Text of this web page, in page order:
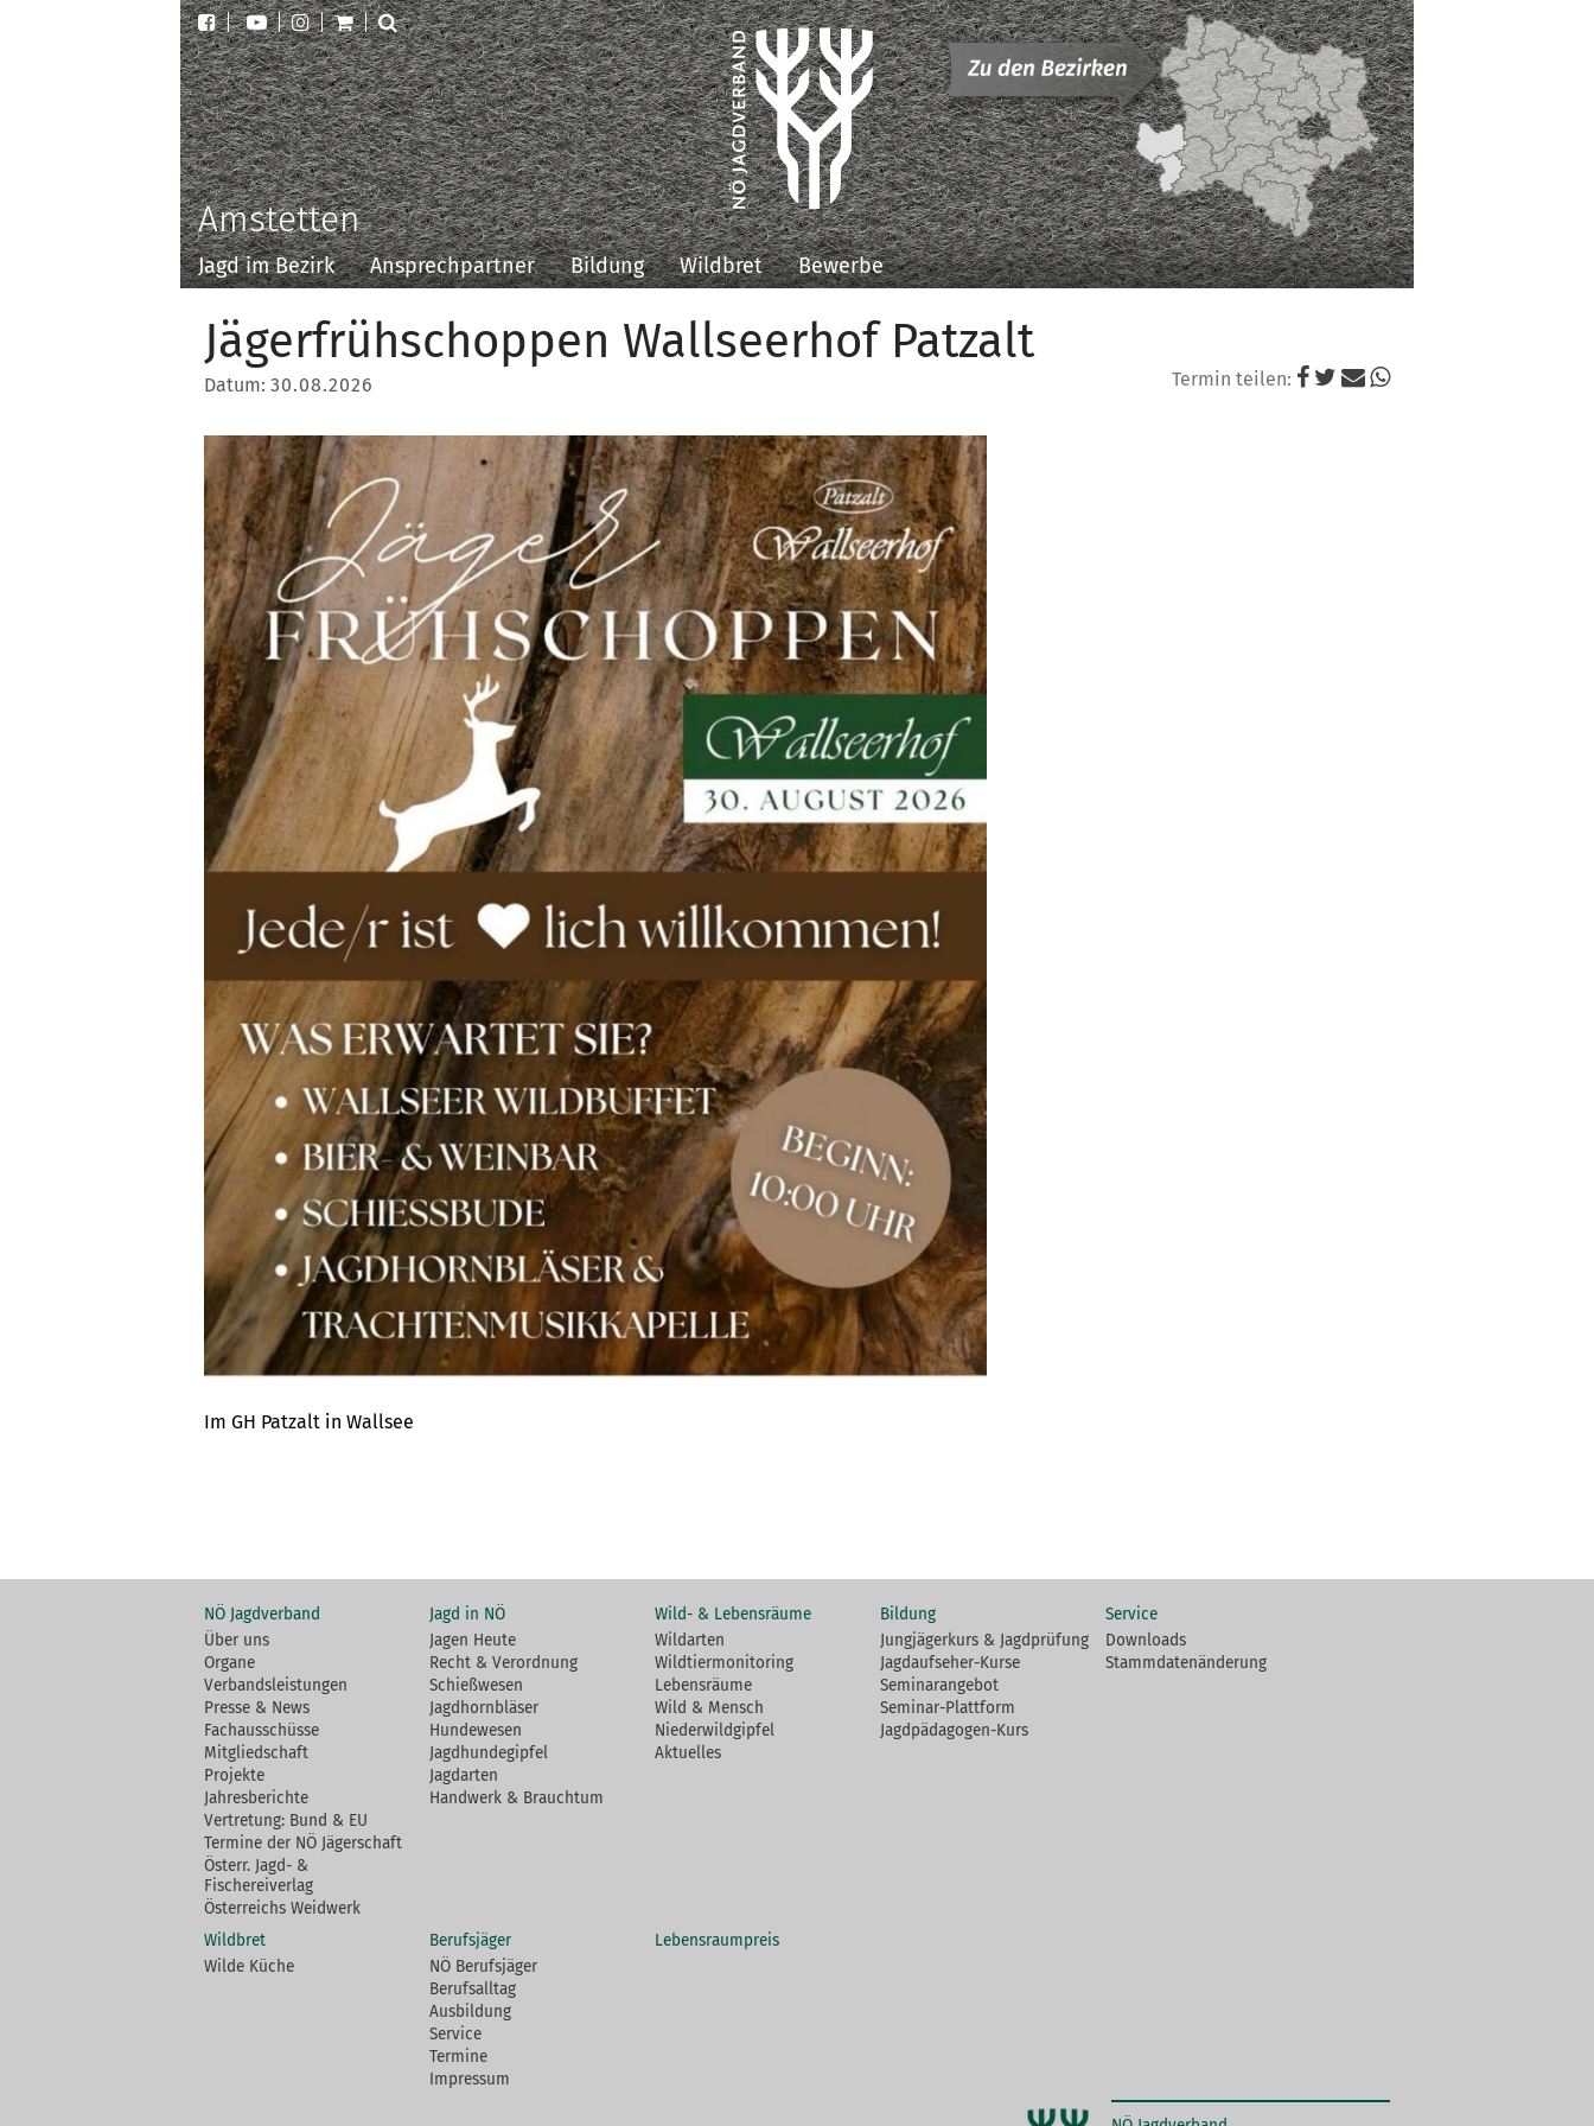
Amstetten
Jagd im Bezirk Ansprechpartner Bildung Wildbret Bewerbe
Jägerfrühschoppen Wallseerhof Patzalt
Datum: 30.08.2026 Termin teilen:
Im GH Patzalt in Wallsee
NÖ Jagdverband
Über uns
Organe
Verbandsleistungen
Presse & News
Fachausschüsse
Mitgliedschaft
Projekte
Jahresberichte
Vertretung: Bund & EU
Termine der NÖ Jägerschaft
Österr. Jagd- &
Fischereiverlag
Österreichs Weidwerk
Jagd in NÖ
Jagen Heute
Recht & Verordnung
Schießwesen
Jagdhornbläser
Hundewesen
Jagdhundegipfel
Jagdarten
Handwerk & Brauchtum
Wild- & Lebensräume
Wildarten
Wildtiermonitoring
Lebensräume
Wild & Mensch
Niederwildgipfel
Aktuelles
Bildung
Jungjägerkurs & Jagdprüfung
Jagdaufseher-Kurse
Seminarangebot
Seminar-Plattform
Jagdpädagogen-Kurs
Service
Downloads
Stammdatenänderung
Wildbret
Wilde Küche
Berufsjäger
NÖ Berufsjäger
Berufsalltag
Ausbildung
Service
Termine
Impressum
Lebensraumpreis